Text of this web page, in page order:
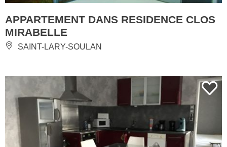
APPARTEMENT DANS RESIDENCE CLOS
MIRABELLE
SAINT-LARY-SOULAN